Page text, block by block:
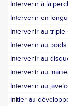
Intervenir à la
Intervenir en
Intervenir au
Intervenir au poids
Intervenir au
Intervenir au
Intervenir au
Initier au